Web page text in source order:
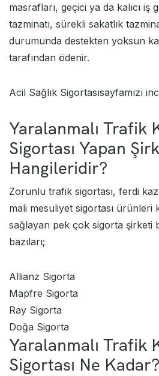
masrafları, geçici ya da kalıcı iş
tazminatı, sürekli sakatlık
durumunda destekten yoksun
tarafından ödenir.
Acil Sağlık Sigortasısayfamızı
Yaralanmalı Trafik
Sigortası Yapan
Hangileridir?
Zorunlu trafik sigortası, ferdi
mali mesuliyet sigortası ürünleri
sağlayan pek çok sigorta şirketi
bazıları;
Allianz Sigorta
Mapfre Sigorta
Ray Sigorta
Doğa Sigorta
Yaralanmalı Trafik
Sigortası Ne Kadar?